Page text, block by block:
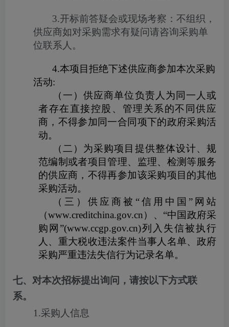
3.开标前答疑会或现场考察：不组织，
供应商如对采购需求有疑问请咨询采购单
位联系人。
4.本项目拒绝下述供应商参加本次采购
活动:
（一）供应商单位负责人为同一人或
者存在直接控股、管理关系的不同供应
商，不得参加同一合同项下的政府采购活
动。
（二）为采购项目提供整体设计、规
范编制或者项目管理、监理、检测等服务
的供应商，不得再参加该采购项目的其他
采购活动。
（三）供应商被“信用中国”网站
（www.creditchina.gov.cn ）、“中国政府采
购网”(www.ccgp.gov.cn)列入失信被执行
人、重大税收违法案件当事人名单、政府
采购严重违法失信行为记录名单。
七、对本次招标提出询问，请按以下方式联
系。
1.采购人信息